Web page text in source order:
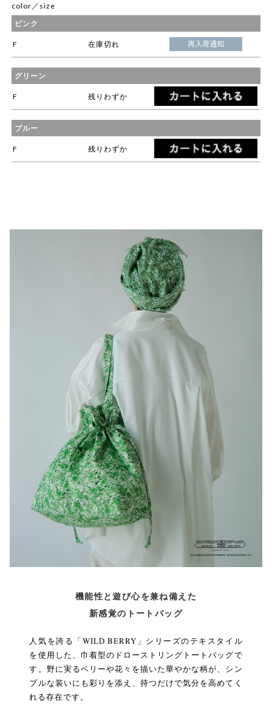
color／size
ピンク
F 在庫切れ
グリーン
F 残りわずか
ブルー
F 残りわずか
機能性と遊び心を兼ね備えた
新感覚のトートバッグ
人気を誇る「WILD BERRY」シリーズのテキスタイル
を使用した、巾着型のドローストリングトートバッグで
す。野に実るベリーや花々を描いた華やかな柄が、シン
プルな装いにも彩りを添え、持つだけで気分を高めてく
れる存在です。